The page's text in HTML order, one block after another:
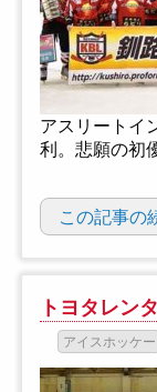
アスリートイ
利。悲願の初
この記事の
トヨタレン
アイスホッケー